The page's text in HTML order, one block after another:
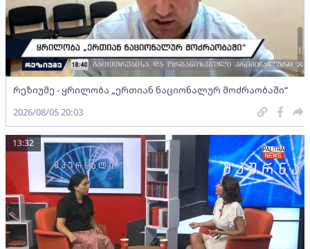
რეზიუმე - ყრილობა „ერთიან ნაციონალურ მოძრაობაში“
2026/08/05 20:03
13:32